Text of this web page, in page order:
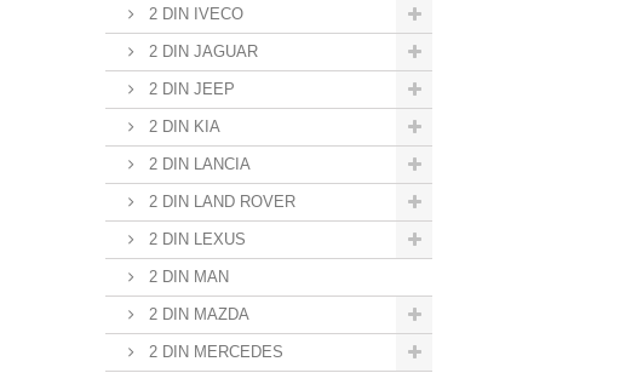
2 DIN IVECO
2 DIN JAGUAR
2 DIN JEEP
2 DIN KIA
2 DIN LANCIA
2 DIN LAND ROVER
2 DIN LEXUS
2 DIN MAN
2 DIN MAZDA
2 DIN MERCEDES